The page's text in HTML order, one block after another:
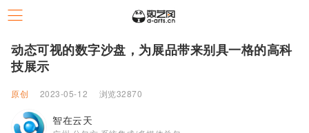
动态可视的数字沙盘，为展品带来别具一格的高科
技展示
原创 2023-05-12 浏览32870
智在云天